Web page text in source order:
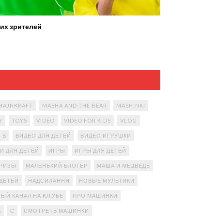
зрителей
MASHA AND THE BEAR MASHINKI
TOYS VIDEO VIDEO FOR KIDS VLOG
В ВИДЕО ДЛЯ ДЕТЕЙ ВИДЕО ИГРУШКИ
ДЛЯ ДЕТЕЙ ИГРЫ ИГРЫ ДЛЯ ДЕТЕЙ
МАЛЕНЬКИЙ БЛОГЕР МАША И МЕДВЕДЬ
НАДСИЛАННЯ НОВЫЕ МУЛЬТИКИ
КАНАЛ НА ЮТУБЕ ПРО МАШИНКИ
С СМОТРЕТЬ МАШИНКИ